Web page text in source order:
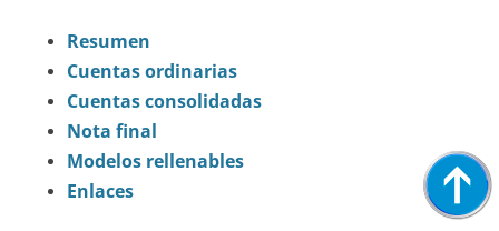
Resumen
Cuentas ordinarias
Cuentas consolidadas
Nota final
Modelos rellenables
Enlaces